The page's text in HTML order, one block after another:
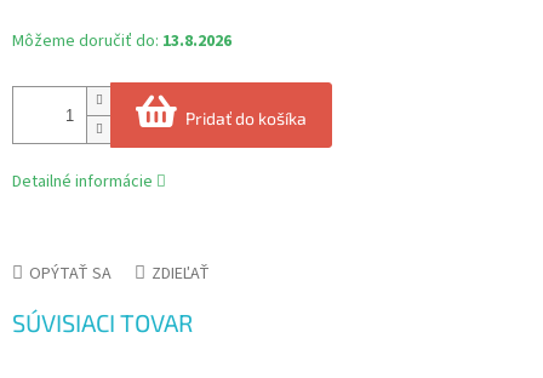
Môžeme doručiť do: 13.8.2026
Pridať do košíka
Detailné informácie
OPÝTAŤ SA ZDIEĽAŤ
SÚVISIACI TOVAR